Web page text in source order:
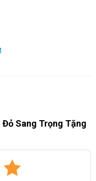
trọng và ý nghĩa.
mạnh mẽ, khiến người
điểm của bữa tiệc sinh
nghĩa hơn bao giờ hết.
Đỏ Sang Trọng Tặng